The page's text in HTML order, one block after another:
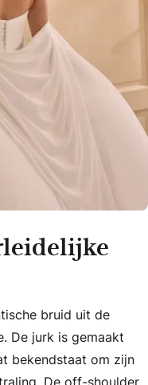
bruid uit de
De jurk is gemaakt
bekendstaat om zijn